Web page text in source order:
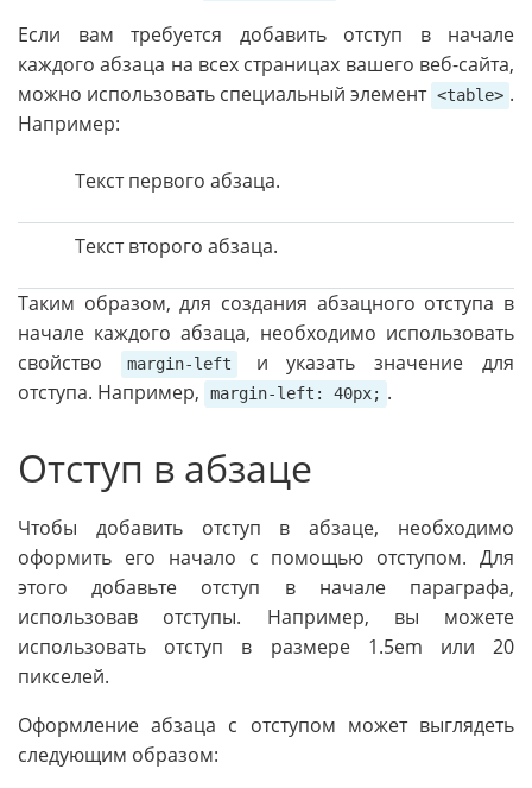
Если вам требуется добавить отступ в начале
каждого абзаца на всех страницах вашего веб-сайта,
можно использовать специальный элемент <table> .
Например:
Текст первого абзаца.
Текст второго абзаца.
Таким образом, для создания абзацного отступа в
начале каждого абзаца, необходимо использовать
свойство
margin-left
и указать значение для
отступа. Например,
margin-left: 40px; .
Отступ в абзаце
Чтобы добавить отступ в абзаце, необходимо
оформить его начало с помощью отступом. Для
этого добавьте отступ в начале параграфа,
использовав отступы. Например, вы можете
использовать отступ в размере 1.5em или 20
пикселей.
Оформление абзаца с отступом может выглядеть
следующим образом: